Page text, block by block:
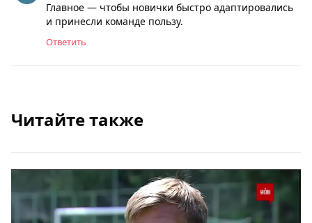
Главное — чтобы новички быстро адаптировались
и принесли команде пользу.
Ответить
Читайте также